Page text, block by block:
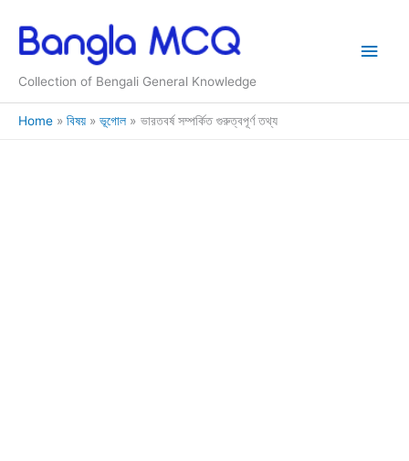
content
Collection of Bengali General Knowledge
Main
Home বিষয় ভূগোল ভারতবর্ষ সম্পর্কিত গুরুত্বপূর্ণ তথ্য